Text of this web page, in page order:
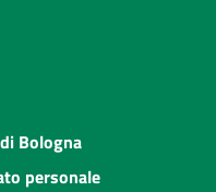
Bologna
personale